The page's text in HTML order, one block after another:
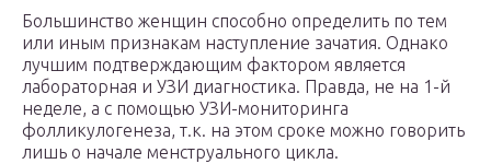
Большинство женщин способно определить по тем
или иным признакам наступление зачатия. Однако
лучшим подтверждающим фактором является
лабораторная и УЗИ диагностика. Правда, не на 1-й
неделе, а с помощью УЗИ-мониторинга
фолликулогенеза, т.к. на этом сроке можно говорить
лишь о начале менструального цикла.